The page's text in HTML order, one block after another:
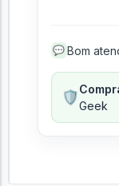
💬 Bom
🛡️
Geek